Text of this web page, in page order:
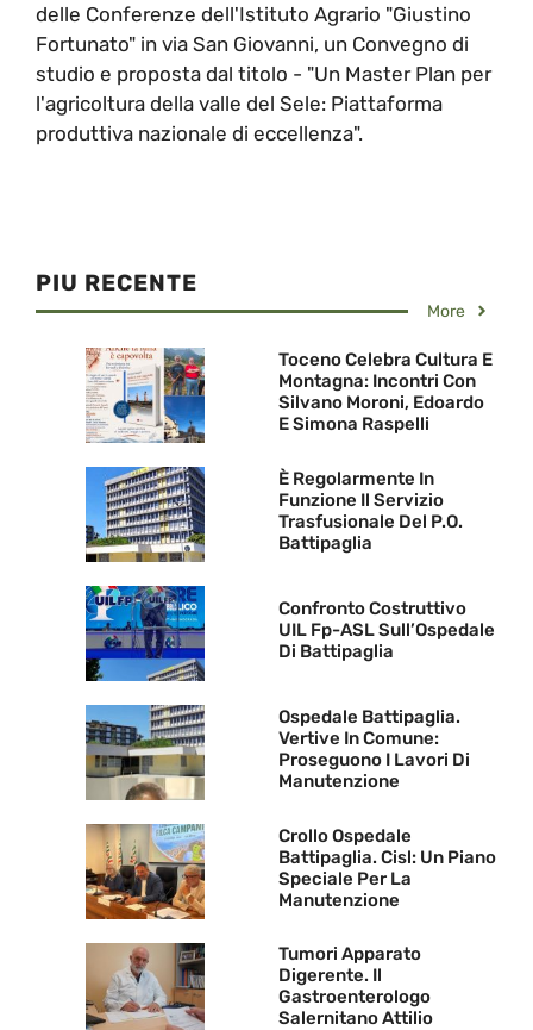
delle Conferenze dell'Istituto Agrario "Giustino
Fortunato" in via San Giovanni, un Convegno di
studio e proposta dal titolo - "Un Master Plan per
l'agricoltura della valle del Sele: Piattaforma
produttiva nazionale di eccellenza".
PIU RECENTE
More
Toceno Celebra Cultura E
Montagna: Incontri Con
Silvano Moroni, Edoardo
E Simona Raspelli
È Regolarmente In
Funzione Il Servizio
Trasfusionale Del P.O.
Battipaglia
Confronto Costruttivo
UIL Fp-ASL Sull’Ospedale
Di Battipaglia
Ospedale Battipaglia.
Vertive In Comune:
Proseguono I Lavori Di
Manutenzione
Crollo Ospedale
Battipaglia. Cisl: Un Piano
Speciale Per La
Manutenzione
Tumori Apparato
Digerente. Il
Gastroenterologo
Salernitano Attilio